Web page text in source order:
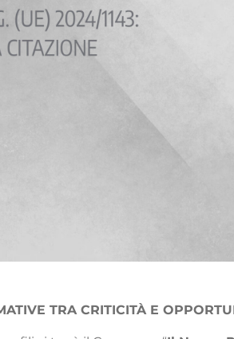
TRA CRITICITÀ E